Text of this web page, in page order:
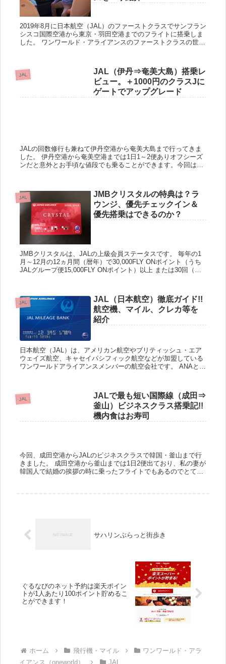
2019年8月に日本航空（JAL）のファーストクラスでサンフラン
シスコ国際空港から東京・羽田空港までのフライトに搭乗しま
した。 ワンワールド・アライアンスのファーストクラスの世界
JAL
JAL（伊丹⇒奄美大島）搭乗レ
ビュー。＋1000円のクラスJに
ゲートでアップグレード
JALの回数修行も兼ねて伊丹空港から奄美大島まで行ってきま
した。 伊丹空港から奄美空港までは1日1～2便ありオフシーズ
ンだと意外とお手頃な値段でも乗ることができます。今回はウ
JAL
JMBクリスタルの特典は？ラ
ウンジ、優先チェックイン＆
優先搭乗はできるのか？
JMBクリスタルは、JALの上級会員ステータスです。 毎年の1
月～12月の12ヵ月間（暦年）で30,000FLY ONポイント（うち
JALグループ便15,000FLY ONポイント）以上 または30回（う
JAL
JAL（日本航空）徹底ガイド!!
航空機、マイル、クレカ等を
紹介
日本航空（JAL）は、アメリカン航空やブリティッシュ・エア
ウェイズ航空、キャセイパシフィック航空などが加盟している
ワンワールドアライアンスメンバーの航空会社です。 ANAと並
JAL
JALで最も短い国際線（成田⇒
釜山）ビジネスクラス搭乗記!!
機内食はお寿司
今回、成田空港からJALのビジネスクラスで韓国・釜山まで行
きました。 成田空港から釜山までは1日2便出ており、私の妻が
韓国人で結婚の挨拶の時に乗ったフライトでもあるのでとても
サハリンぶらっと街歩き
ぐるなびのネット予約は楽天ポイン
トが1人あたり100ポイント貯めるこ
とができます！
ホーム 飛行機・マイル
ワンワールド・アラ
イアンス（oneworld）
JAL